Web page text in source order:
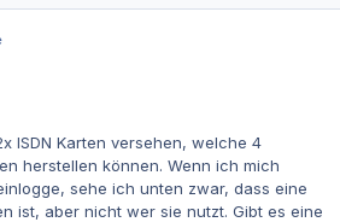
ISDN Karten versehen, welche 4
herstellen können. Wenn ich mich
sehe ich unten zwar, dass eine
ist, aber nicht wer sie nutzt. Gibt es eine